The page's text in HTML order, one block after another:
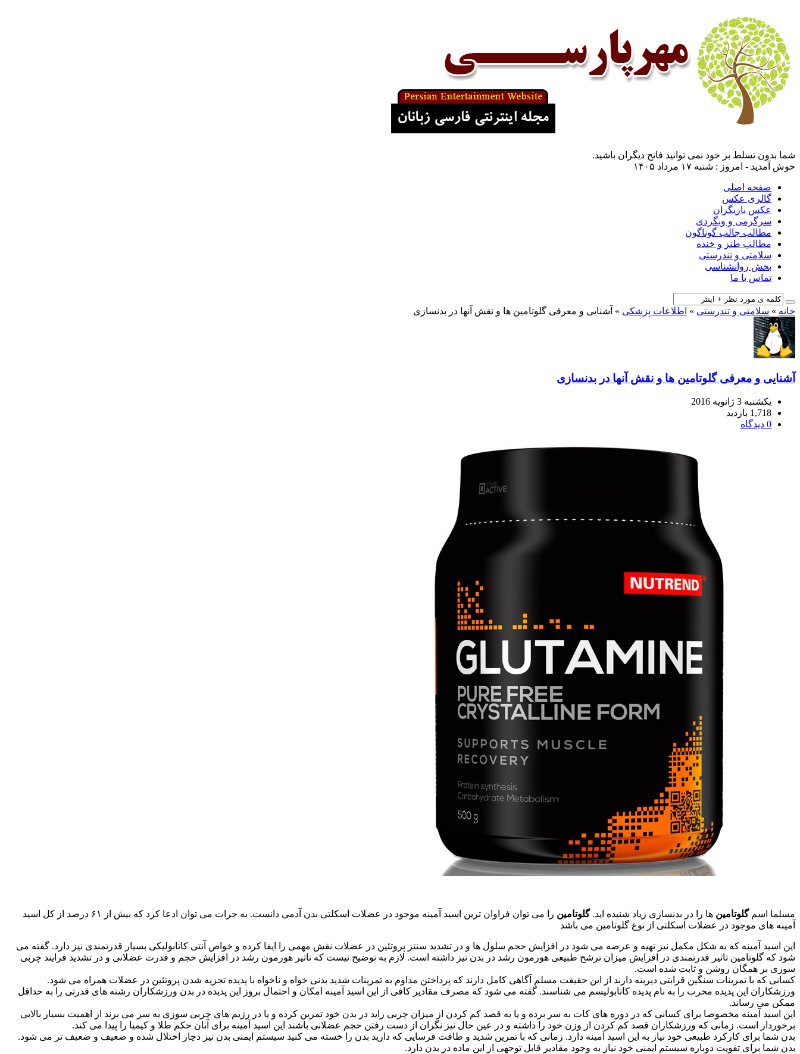
شما بدون تسلط بر خود نمی توانید فاتح دیگران باشید.
خوش آمدید - امروز : شنبه ۱۷ مرداد ۱۴۰۵
صفحه اصلی
گالری عکس
عکس بازیگران
سرگرمی و وبگردی
مطالب جالب گوناگون
مطالب طنز و خنده
سلامتی و تندرستی
بخش روانشناسی
تماس با ما
خانه » سلامتی و تندرستی » اطلاعات پزشکی » آشنایی و معرفی گلوتامین ها و نقش آنها در بدنسازی
آشنایی و معرفی گلوتامین ها و نقش آنها در بدنسازی
یکشنبه 3 ژانویه 2016
1,718 بازدید
0 دیدگاه
مسلما اسمگلوتامین ها را در بدنسازی زیاد شنیده اید.گلوتامین
را می توان فراوان ترین اسید آمینه موجود در عضلات اسکلتی بدن آدمی دانست. به جرات می توان ادعا کرد که بیش از ۶۱ درصد از کل اسید
آمینه های موجود در عضلات اسکلتی از نوع گلوتامین می باشد
این اسید آمینه که به شکل مکمل نیز تهیه و عرضه می شود در افزایش حجم سلول ها و در تشدید سنتز پروتئین در عضلات نقش مهمی را ایفا کرده و خواص آنتی کاتابولیکی بسیار قدرتمندی نیز دارد. گفته می
شود که گلوتامین تاثیر قدرتمندی در افزایش میزان ترشح طبیعی هورمون رشد در بدن نیز داشته است. لازم به توضیح نیست که تاثیر هورمون رشد در افزایش حجم و قدرت عضلانی و در تشدید فرایند چربی
سوزی بر همگان روشن و ثابت شده است.
کسانی که با تمرینات سنگین قرابتی دیرینه دارند از این حقیقت مسلم آگاهی کامل دارند که پرداختن مداوم به تمرینات شدید بدنی خواه و ناخواه با پدیده تجزیه شدن پروتئین در عضلات همراه می شود.
ورزشکاران این پدیده مخرب را به نام پدیده کاتابولیسم می شناسند. گفته می شود که مصرف مقادیر کافی از این اسید آمینه امکان و احتمال بروز این پدیده در بدن ورزشکاران رشته های قدرتی را به حداقل
ممکن می رساند.
این اسید آمینه مخصوصا برای کسانی که در دوره های کات به سر برده و یا به قصد کم کردن از میزان چربی زاید در بدن خود تمرین کرده و یا در رژیم های چربی سوزی به سر می برند از اهمیت بسیار بالایی
برخوردار است. زمانی که ورزشکاران قصد کم کردن از وزن خود را داشته و در عین حال نیز نگران از دست رفتن حجم عضلانی باشند این اسید آمینه برای آنان حکم طلا و کیمیا را پیدا می کند.
بدن شما برای کارکرد طبیعی خود نیاز به این اسید آمینه دارد. زمانی که با تمرین شدید و طاقت فرسایی که دارید بدن را خسته می کنید سیستم ایمنی بدن نیز دچار اختلال شده و ضعیف و ضعیف تر می شود.
بدن شما برای تقویت دوباره سیستم ایمنی خود نیاز به وجود مقادیر قابل توجهی از این ماده در بدن دارد.